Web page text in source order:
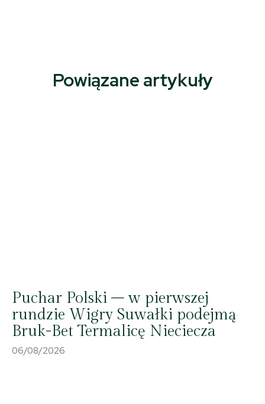
Powiązane artykuły
Puchar Polski – w pierwszej
rundzie Wigry Suwałki podejmą
Bruk-Bet Termalicę Nieciecza
06/08/2026